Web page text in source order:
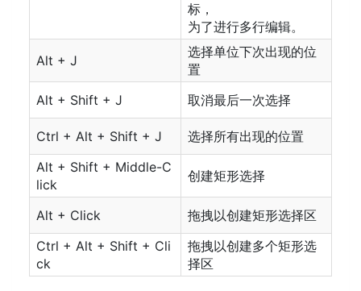
标，
为了进行多行编辑。
Alt + J
选择单位下次出现的位
置
Alt + Shift + J
取消最后一次选择
Ctrl + Alt + Shift + J
选择所有出现的位置
Alt + Shift + Middle-C
lick
创建矩形选择
Alt + Click
拖拽以创建矩形选择区
Ctrl + Alt + Shift + Cli
ck
拖拽以创建多个矩形选
择区